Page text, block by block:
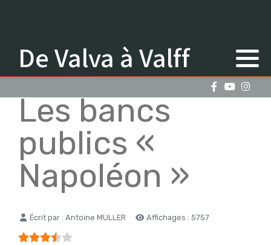
De Valva à Valff
Les bancs
publics «
Napoléon »
Détails
Écrit par : Antoine MULLER Affichages : 5757
Vote utilisateur: